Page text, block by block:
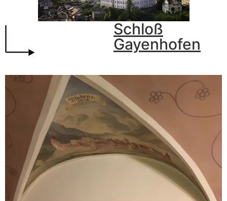
Schloß
Gayenhofen